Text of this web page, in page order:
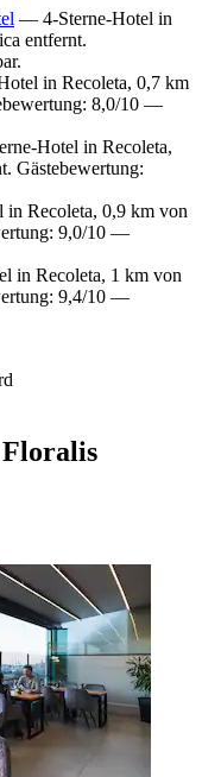
— 4-Sterne-Hotel in
entfernt.
in Recoleta, 0,7 km
8,0/10 —
Hotel in Recoleta,
Gästebewertung:
Recoleta, 0,9 km von
9,0/10 —
in Recoleta, 1 km von
9,4/10 —
Floralis